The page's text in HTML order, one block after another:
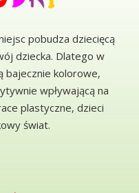
pobudza dziecięcą
dziecka. Dlatego w
bajecznie kolorowe,
wpływającą na
plastyczne, dzieci
świat.